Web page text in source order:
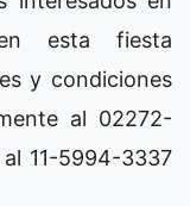
esta fiesta
y condiciones
al 02272-
11-5994-3337